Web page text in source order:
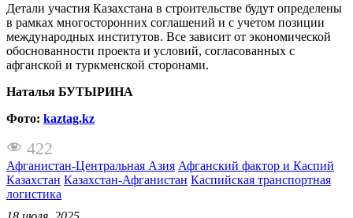
Детали участия Казахстана в строительстве будут определены
в рамках многосторонних соглашений и с учетом позиции
международных институтов. Все зависит от экономической
обоснованности проекта и условий, согласованных с
афганской и туркменской сторонами.
Наталья БУТЫРИНА
Фото: kaztag.kz
422
Афганистан-Центральная Азия Афганский фактор и Каспий
Казахстан Казахстан-Афганистан Каспийская транспортная
логистика